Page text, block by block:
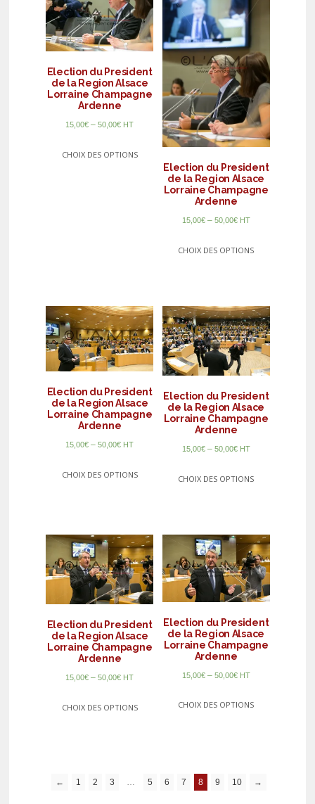
Election du President
de la Region Alsace
Lorraine Champagne
Ardenne
15,00€ –50,00€ HT
CHOIX DES OPTIONS
Election du President
de la Region Alsace
Lorraine Champagne
Ardenne
15,00€– 50,00€ HT
CHOIX DES OPTIONS
Election du President
de la Region Alsace
Lorraine Champagne
Ardenne
15,00€ –50,00€ HT
CHOIX DES OPTIONS
Election du President
de la Region Alsace
Lorraine Champagne
Ardenne
15,00€– 50,00€ HT
CHOIX DES OPTIONS
Election du President
de la Region Alsace
Lorraine Champagne
Ardenne
15,00€ –50,00€ HT
CHOIX DES OPTIONS
Election du President
de la Region Alsace
Lorraine Champagne
Ardenne
15,00€– 50,00€ HT
CHOIX DES OPTIONS
← 1 2 3 … 5 6 7 8 9 10 →